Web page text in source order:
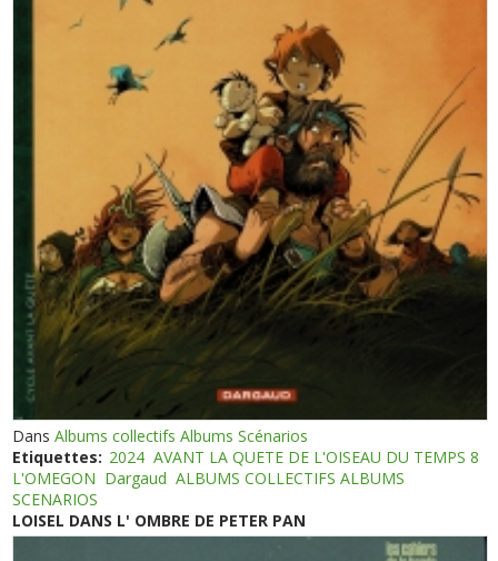
DansAlbums collectifs Albums Scénarios
Etiquettes: 2024 AVANT LA QUETE DE L'OISEAU DU TEMPS 8
L'OMEGON Dargaud ALBUMS COLLECTIFS ALBUMS
SCENARIOS
LOISEL DANS L' OMBRE DE PETER PAN